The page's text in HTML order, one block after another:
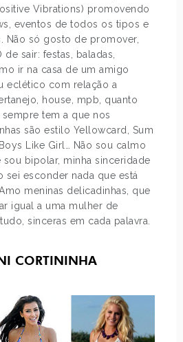
Vibrations) promovendo
eventos de todos os tipos e
Não só gosto de promover,
sair: festas, baladas,
ir na casa de um amigo
eclético com relação a
house, mpb, quanto
tem a que nos
são estilo Yellowcard, Sum
Like Girl… Não sou calmo
sou bipolar, minha sinceridade
sei esconder nada que está
meninas delicadinhas, que
igual a uma mulher de
sinceras em cada palavra.
CORTININHA